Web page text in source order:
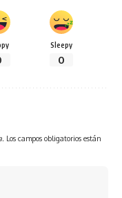
Sleepy
0
Los campos obligatorios están